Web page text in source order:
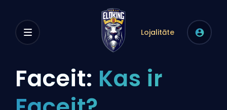
Lojalitāte
Faceit: Kas ir